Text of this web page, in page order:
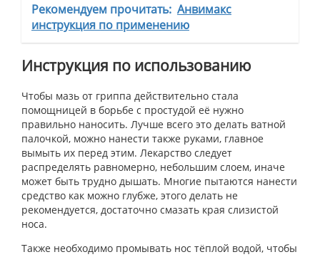
Рекомендуем прочитать: Анвимакс
инструкция по применению
Инструкция по использованию
Чтобы мазь от гриппа действительно стала
помощницей в борьбе с простудой её нужно
правильно наносить. Лучше всего это делать ватной
палочкой, можно нанести также руками, главное
вымыть их перед этим. Лекарство следует
распределять равномерно, небольшим слоем, иначе
может быть трудно дышать. Многие пытаются нанести
средство как можно глубже, этого делать не
рекомендуется, достаточно смазать края слизистой
носа.
Также необходимо промывать нос тёплой водой, чтобы